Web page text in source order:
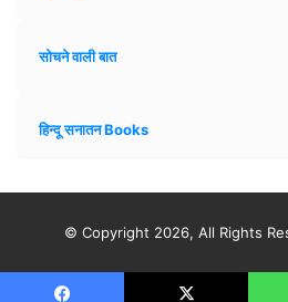
सोचने वाली बात
हिन्दू सनातन Books
© Copyright 2026, All Rights